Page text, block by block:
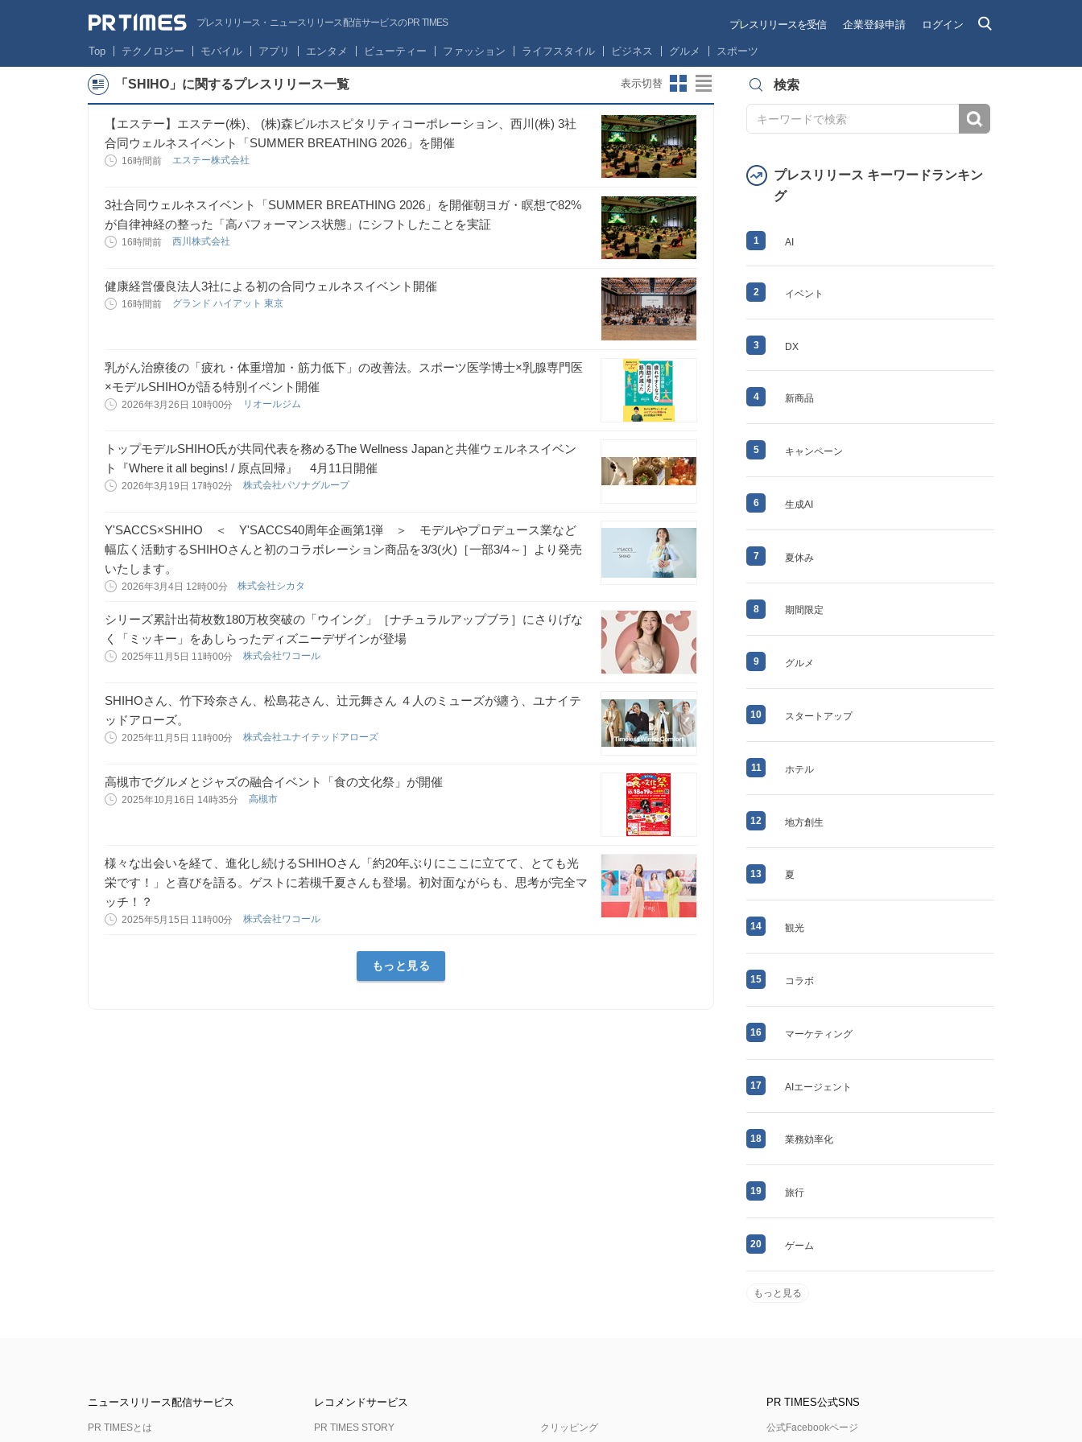
プレスリリース・ニュースリリース配信サービスのPR TIMES プレスリリースを受信 企業登録申請 ログイン
Top テクノロジー モバイル アプリ エンタメ ビューティー ファッション ライフスタイル ビジネス グルメ スポーツ
「SHIHO」に関するプレスリリース一覧 表示切替
【エステー】エステー(株)、 (株)森ビルホスピタリティコーポレーション、西川(株) 3社
合同ウェルネスイベント「SUMMER BREATHING 2026」を開催
16時間前 エステー株式会社
3社合同ウェルネスイベント「SUMMER BREATHING 2026」を開催朝ヨガ・瞑想で82%
が自律神経の整った「高パフォーマンス状態」にシフトしたことを実証
16時間前 西川株式会社
健康経営優良法人3社による初の合同ウェルネスイベント開催
16時間前 グランド ハイアット 東京
乳がん治療後の「疲れ・体重増加・筋力低下」の改善法。スポーツ医学博士×乳腺専門医
×モデルSHIHOが語る特別イベント開催
2026年3月26日 10時00分 リオールジム
トップモデルSHIHO氏が共同代表を務めるThe Wellness Japanと共催ウェルネスイベン
ト『Where it all begins! / 原点回帰』 4月11日開催
2026年3月19日 17時02分 株式会社パソナグループ
Y'SACCS×SHIHO ＜ Y'SACCS40周年企画第1弾 ＞ モデルやプロデュース業など
幅広く活動するSHIHOさんと初のコラボレーション商品を3/3(火)［一部3/4～］より発売
いたします。
2026年3月4日 12時00分 株式会社シカタ
シリーズ累計出荷枚数180万枚突破の「ウイング」［ナチュラルアップブラ］にさりげな
く「ミッキー」をあしらったディズニーデザインが登場
2025年11月5日 11時00分 株式会社ワコール
SHIHOさん、竹下玲奈さん、松島花さん、辻元舞さん ４人のミューズが纏う、ユナイテ
ッドアローズ。
2025年11月5日 11時00分 株式会社ユナイテッドアローズ
高槻市でグルメとジャズの融合イベント「食の文化祭」が開催
2025年10月16日 14時35分 高槻市
様々な出会いを経て、進化し続けるSHIHOさん「約20年ぶりにここに立てて、とても光
栄です！」と喜びを語る。ゲストに若槻千夏さんも登場。初対面ながらも、思考が完全マ
ッチ！？
2025年5月15日 11時00分 株式会社ワコール
もっと見る
検索
プレスリリース キーワードランキン
グ
1 AI
2 イベント
3 DX
4 新商品
5 キャンペーン
6 生成AI
7 夏休み
8 期間限定
9 グルメ
10 スタートアップ
11 ホテル
12 地方創生
13 夏
14 観光
15 コラボ
16 マーケティング
17 AIエージェント
18 業務効率化
19 旅行
20 ゲーム
もっと見る
ニュースリリース配信サービス
PR TIMESとは
レコメンドサービス
PR TIMES STORY クリッピング
PR TIMES公式SNS
公式Facebookページ